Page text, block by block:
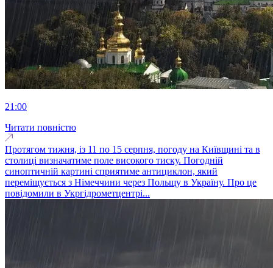
21:00
Читати повністю
Протягом тижня, із 11 по 15 серпня, погоду на Київщині та в
столиці визначатиме поле високого тиску. Погодній
синоптичній картині сприятиме антициклон, який
переміщується з Німеччини через Польщу в Україну. Про це
повідомили в Укргідрометцентрі...